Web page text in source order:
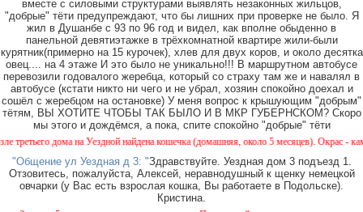
вместе с силовыми структурами выявлять незаконных жильцов,
"добрые" тёти предупреждают, что бы лишних при проверке не было. Я
жил в Душанбе с 93 по 96 год и видел, как вполне обыденно в
панельной девятиэтажке в трёхкомнатной квартире жили-были
курятник(примерно на 15 курочек), хлев для двух коров, и около десятка
овец.... на 4 этаже И это было не уникально!!! В маршрутном автобусе
перевозили годовалого жеребца, который со страху там же и навалял в
автобусе (кстати никто ни чего и не убрал, хозяин спокойно доехал и
сошёл с жеребцом на остановке) У меня вопрос к крышующим "добрым"
тётям, ВЫ ХОТИТЕ ЧТОБЫ ТАК БЫЛО И В МКР ГУБЕРНСКОМ? Скоро
мы этого и дождёмся, а пока, спите спокойно "добрые" тёти
дома на Уездной найдена кошечка (домашняя, около 5 месяцев). Окрас -
"Общение ул Уездная д 3: "Здравствуйте. Уездная дом 3 подъезд 1.
Отзовитесь, пожалуйста, Алексей, неравнодушный к щенку немецкой
овчарки (у Вас есть взрослая кошка, Вы работаете в Подольске).
Кристина.